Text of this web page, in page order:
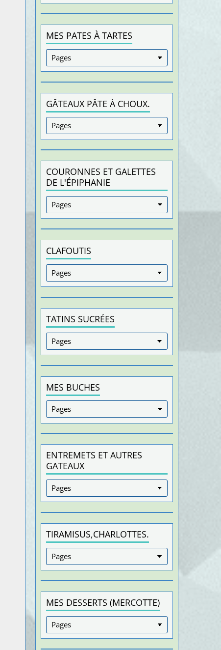
MES PATES À TARTES
GÂTEAUX PÂTE À CHOUX.
COURONNES ET GALETTES
DE L'ÉPIPHANIE
CLAFOUTIS
TATINS SUCRÉES
MES BUCHES
ENTREMETS ET AUTRES
GATEAUX
TIRAMISUS,CHARLOTTES.
MES DESSERTS (MERCOTTE)